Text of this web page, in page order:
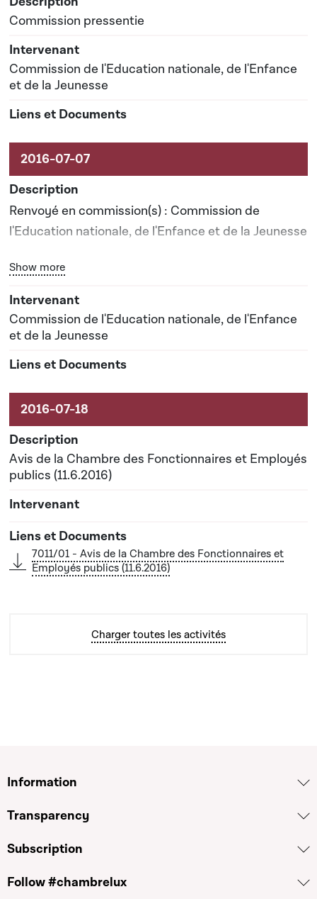
Commission pressentie
Commission de l'Education nationale, de l'Enfance
et de la Jeunesse
Renvoyé en commission(s) : Commission de
l'Education nationale, de l'Enfance et de la Jeunesse
Date prévisionnelle du rapport de commission : 16-
11-2016
Bouton graphique servant à afficher ou cacher tous les
Show more
Commission de l'Education nationale, de l'Enfance
et de la Jeunesse
Avis de la Chambre des Fonctionnaires et Employés
publics (11.6.2016)
7011/01 - Avis de la Chambre des Fonctionnaires et
Employés publics (11.6.2016)
Charger toutes les activités
Information
Transparency
Subscription
Follow #chambrelux